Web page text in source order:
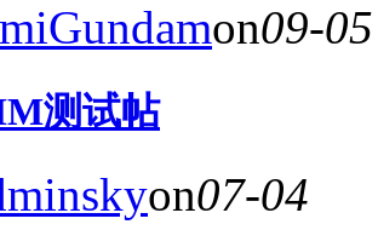
on09-05
测试帖
on07-04